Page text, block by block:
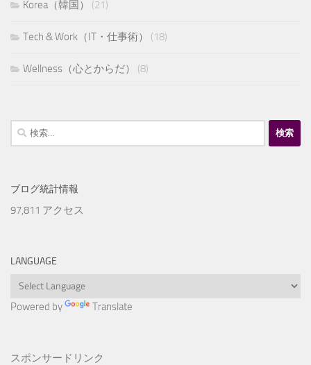
Korea（韓国） (21)
Tech & Work（IT・仕事術） (18)
Wellness（心とからだ） (8)
検
索:
ブログ統計情報
97,811 アクセス
LANGUAGE
Powered by Translate
スポンサードリンク